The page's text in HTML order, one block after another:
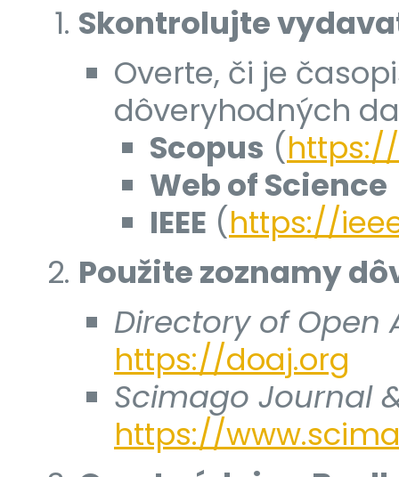
Skontrolujte
Overte, či je
dôveryhodných
Scopus (
Web of Science
IEEE (https://
Použite zoznamy
Directory of Open
https://doaj.org
Scimago Journal
https://